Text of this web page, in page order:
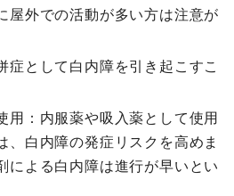
屋外での活動が多い方は注意が
症として白内障を引き起こすこ
用：内服薬や吸入薬として使用
、白内障の発症リスクを高めま
による白内障は進行が早いとい